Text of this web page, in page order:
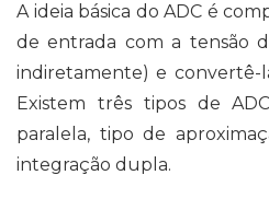
A ideia básica do ADC é
de entrada com a tensão
indiretamente) e convertê-
Existem três tipos de
paralela, tipo de
integração dupla.